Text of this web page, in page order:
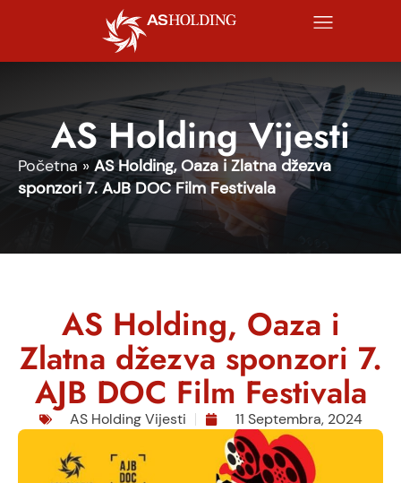
AS Holding Vijesti
Početna»AS Holding, Oaza i Zlatna džezva
sponzori 7. AJB DOC Film Festivala
AS Holding, Oaza i
Zlatna džezva sponzori 7.
AJB DOC Film Festivala
AS Holding Vijesti 11 Septembra, 2024